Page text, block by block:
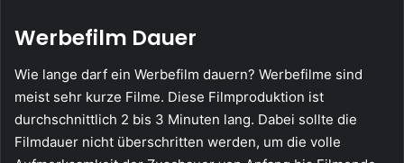
Werbefilm Dauer
Wie lange darf ein Werbefilm dauern? Werbefilme sind
meist sehr kurze Filme. Diese Filmproduktion ist
durchschnittlich 2 bis 3 Minuten lang. Dabei sollte die
Filmdauer nicht überschritten werden, um die volle